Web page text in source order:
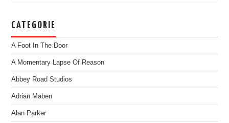
CATEGORIE
A Foot In The Door
A Momentary Lapse Of Reason
Abbey Road Studios
Adrian Maben
Alan Parker